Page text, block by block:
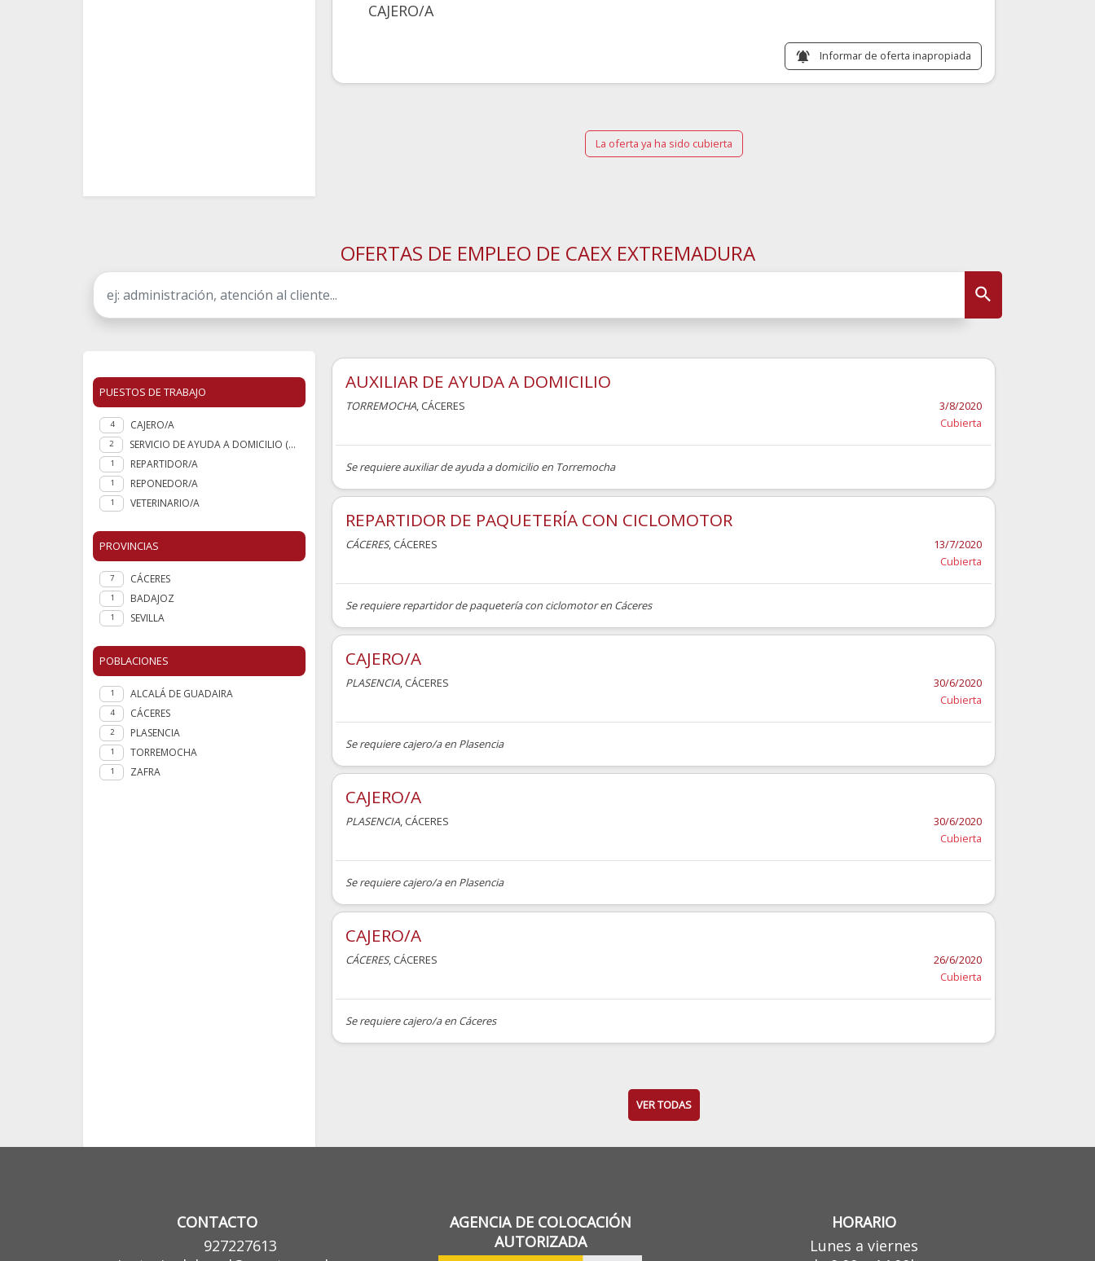
CAJERO/A
notifications_active Informar de oferta inapropiada
La oferta ya ha sido cubierta
OFERTAS DE EMPLEO DE CAEX EXTREMADURA
PUESTOS DE TRABAJO
4 CAJERO/A
2 SERVICIO DE AYUDA A DOMICILIO (SAD)
1 REPARTIDOR/A
1 REPONEDOR/A
1 VETERINARIO/A
PROVINCIAS
7 CÁCERES
1 BADAJOZ
1 SEVILLA
POBLACIONES
1 ALCALÁ DE GUADAIRA
4 CÁCERES
2 PLASENCIA
1 TORREMOCHA
1 ZAFRA
AUXILIAR DE AYUDA A DOMICILIO
TORREMOCHA, CÁCERES
3/8/2020
Cubierta
Se requiere auxiliar de ayuda a domicilio en Torremocha
REPARTIDOR DE PAQUETERÍA CON CICLOMOTOR
CÁCERES, CÁCERES
13/7/2020
Cubierta
Se requiere repartidor de paquetería con ciclomotor en Cáceres
CAJERO/A
PLASENCIA, CÁCERES
30/6/2020
Cubierta
Se requiere cajero/a en Plasencia
CAJERO/A
PLASENCIA, CÁCERES
30/6/2020
Cubierta
Se requiere cajero/a en Plasencia
CAJERO/A
CÁCERES, CÁCERES
26/6/2020
Cubierta
Se requiere cajero/a en Cáceres
VER TODAS
CONTACTO
927227613
AGENCIA DE COLOCACIÓN
AUTORIZADA
HORARIO
Lunes a viernes